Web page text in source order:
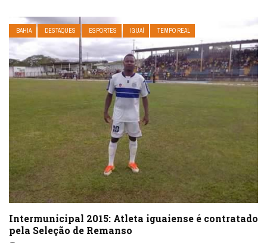
BAHIA DESTAQUES ESPORTES IGUAÍ TEMPO REAL
Intermunicipal 2015: Atleta iguaiense é contratado
pela Seleção de Remanso